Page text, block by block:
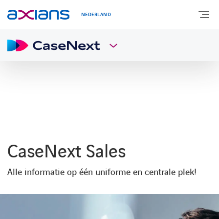
NEDERLAND
NIEUWS & INSPIRATIE
CaseNext Sales
Alle informatie op één uniforme en centrale plek!